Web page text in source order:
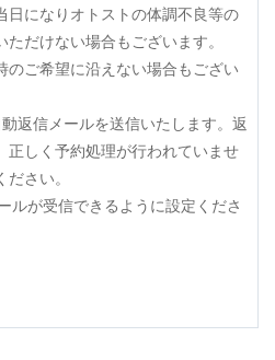
日になりオトストの体調不良等の
だけない場合もございます。
のご希望に沿えない場合もござい
返信メールを送信いたします。返
正しく予約処理が行われていませ
さい。
ルが受信できるように設定くださ